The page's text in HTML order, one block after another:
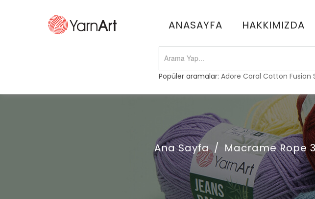
ANASAYFA HAKKIMIZDA
Popüler aramalar:Adore Coral Cotton Fusion
Ana Sayfa / Macrame Rope